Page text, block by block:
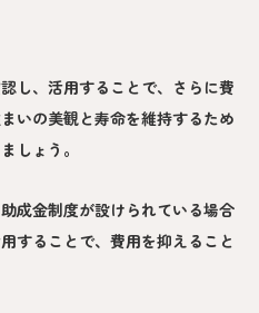
し、活用することで、さらに費
いの美観と寿命を維持するため
しょう。
成金制度が設けられている場合
することで、費用を抑えること